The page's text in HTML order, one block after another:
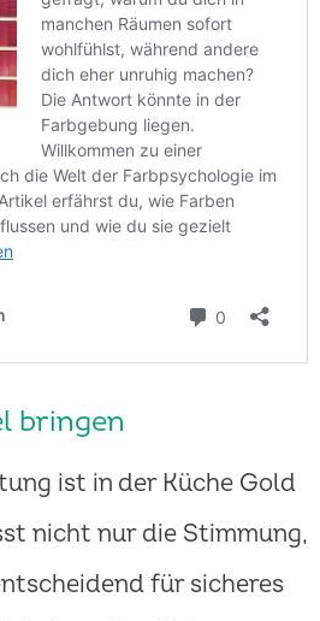
bringen
ist in der Küche Gold
nicht nur die Stimmung,
für sicheres